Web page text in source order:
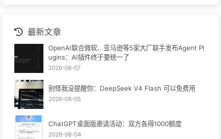
最新文章
OpenAI联合微软、亚马逊等5家大厂联手发布Agent Pl
ugins：AI插件终于要统一了
2026-08-07
别怪我没提醒你：DeepSeek V4 Flash 可以免费用
2026-08-05
ChatGPT桌面版邀请活动：双方各得1000额度
2026-08-04